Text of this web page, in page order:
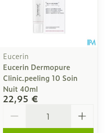
Eucerin
Eucerin Dermopure
Clinic.peeling 10 Soin
Nuit 40ml
22,95 €